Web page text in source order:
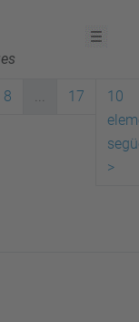
8 ... 17
10
>